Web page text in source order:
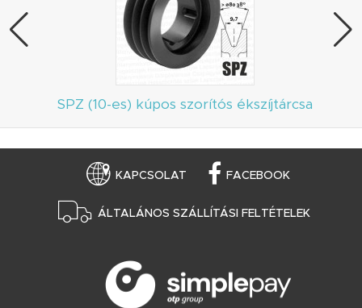
SPZ (10-es) kúpos szorítós ékszíjtárcsa
KAPCSOLAT FACEBOOK
ÁLTALÁNOS SZÁLLÍTÁSI FELTÉTELEK